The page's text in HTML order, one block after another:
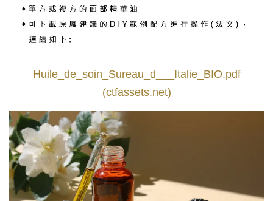
Huile_de_soin_Sureau_d___Italie_BIO.pdf
(ctfassets.net)